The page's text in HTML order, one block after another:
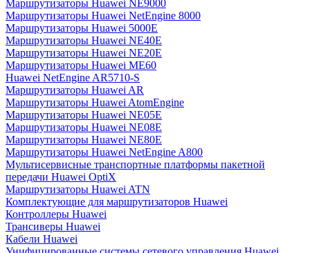
Маршрутизаторы Huawei NE9000
Маршрутизаторы Huawei NetEngine 8000
Маршрутизаторы Huawei 5000E
Маршрутизаторы Huawei NE40E
Маршрутизаторы Huawei NE20E
Маршрутизаторы Huawei ME60
Huawei NetEngine AR5710-S
Маршрутизаторы Huawei AR
Маршрутизаторы Huawei AtomEngine
Маршрутизаторы Huawei NE05E
Маршрутизаторы Huawei NE08E
Маршрутизаторы Huawei NE80E
Маршрутизаторы Huawei NetEngine A800
Мультисервисные транспортные платформы пакетной
передачи Huawei OptiX
Маршрутизаторы Huawei ATN
Комплектующие для маршрутизаторов Huawei
Контроллеры Huawei
Трансиверы Huawei
Кабели Huawei